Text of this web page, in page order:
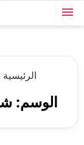
القائمة
الرئيسية
الوسم: